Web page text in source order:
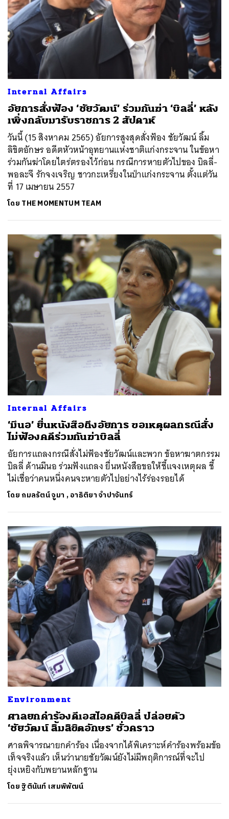
Internal Affairs
อัยการสั่งฟ้อง ‘ชัยวัฒน์’ ร่วมกันฆ่า ‘บิลลี่’ หลัง
เพิ่งกลับมารับราชการ 2 สัปดาห์
วันนี้ (15 สิงหาคม 2565) อัยการสูงสุดสั่งฟ้อง ชัยวัฒน์ ลิ้ม
ลิขิตอักษร อดีตหัวหน้าอุทยานแห่งชาติแก่งกระจาน ในข้อหา
ร่วมกันฆ่าโดยไตร่ตรองไว้ก่อน กรณีการหายตัวไปของ บิลลี่-
พอละจี รักจงเจริญ ชาวกะเหรี่ยงในป่าแก่งกระจาน ตั้งแต่วัน
ที่ 17 เมษายน 2557
โดย THE MOMENTUM TEAM
Internal Affairs
‘มึนอ’ ยื่นหนังสือถึงอัยการ ขอเหตุผลกรณีสั่ง
ไม่ฟ้องคดีร่วมกันฆ่าบิลลี่
อัยการแถลงกรณีสั่งไม่ฟ้องชัยวัฒน์และพวก ข้อหาฆาตกรรม
บิลลี่ ด้านมึนอ ร่วมฟังแถลง ยื่นหนังสือขอให้ชี้แจงเหตุผล ชี้
ไม่เชื่อว่าคนหนึ่งคนจะหายตัวไปอย่างไร้ร่องรอยได้
โดย กมลรัตน์ จูมา ,อาธิติยา จำปาจันทร์
Environment
ศาลยกคำร้องดีเอสไอคดีบิลลี่ ปล่อยตัว
‘ชัยวัฒน์ ลิ้มลิขิตอักษร’ ชั่วคราว
ศาลพิจารณายกคำร้อง เนื่องจากได้พิเคราะห์คำร้องพร้อมข้อ
เท็จจริงแล้ว เห็นว่านายชัยวัฒน์ยังไม่มีพฤติการณ์ที่จะไป
ยุ่งเหยิงกับพยานหลักฐาน
โดยฐิตินันท์ เสมพิพัฒน์
ค้นหา
SHARE